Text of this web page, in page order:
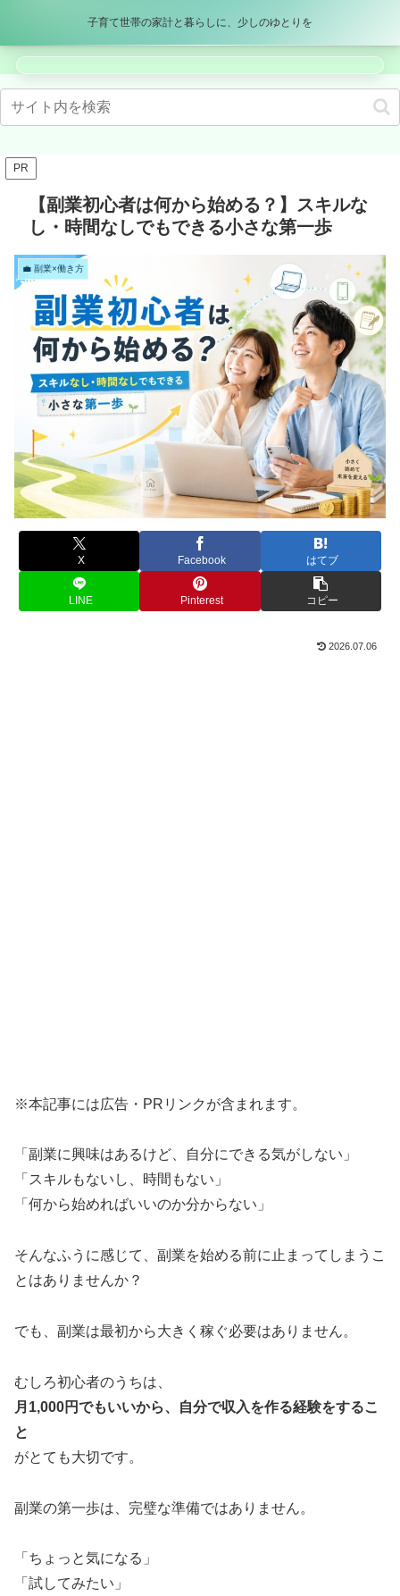
子育て世帯の家計と暮らしに、少しのゆとりを
PR
【副業初心者は何から始める？】スキルな
し・時間なしでもできる小さな第一歩
💼 副業×働き方
X Facebook はてブ
LINE Pinterest コピー
2026.07.06
※本記事には広告・PRリンクが含まれます。
「副業に興味はあるけど、自分にできる気がしない」
「スキルもないし、時間もない」
「何から始めればいいのか分からない」
そんなふうに感じて、副業を始める前に止まってしまうこ
とはありませんか？
でも、副業は最初から大きく稼ぐ必要はありません。
むしろ初心者のうちは、
月1,000円でもいいから、自分で収入を作る経験をするこ
と
がとても大切です。
副業の第一歩は、完璧な準備ではありません。
「ちょっと気になる」
「試してみたい」
パパママブログ